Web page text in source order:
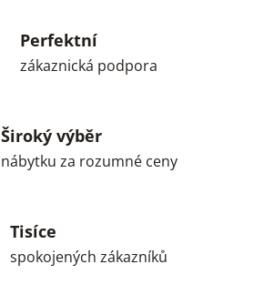
Perfektní
zákaznická podpora
Široký výběr
nábytku za rozumné ceny
Tisíce
spokojených zákazníků